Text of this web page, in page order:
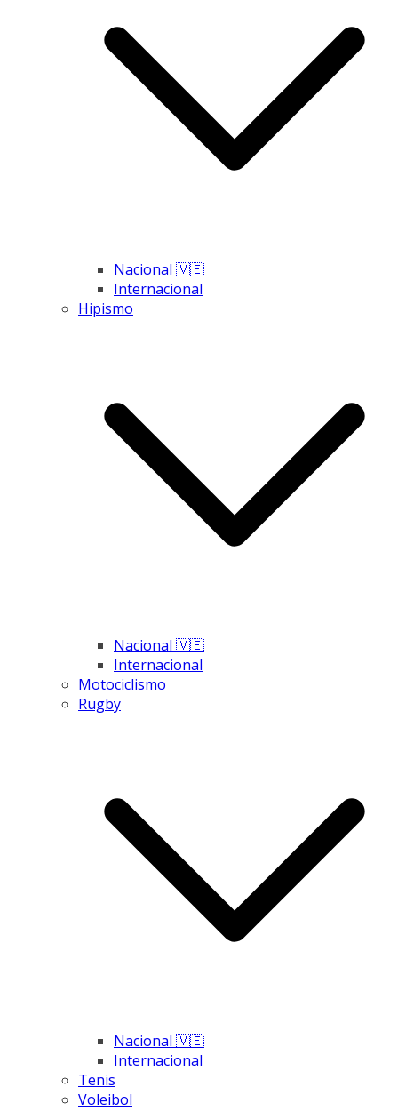
Nacional 🇻🇪
Internacional
Hipismo
Nacional 🇻🇪
Internacional
Motociclismo
Rugby
Nacional 🇻🇪
Internacional
Tenis
Voleibol